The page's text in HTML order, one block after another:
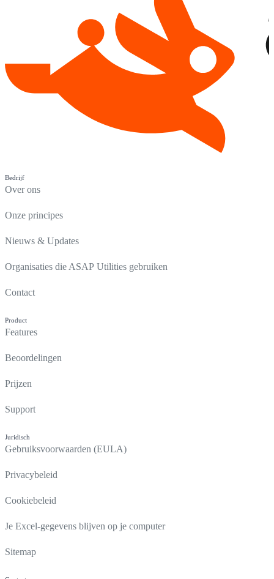
Bedrijf
Over ons
Onze principes
Nieuws & Updates
Organisaties die ASAP Utilities gebruiken
Contact
Product
Features
Beoordelingen
Prijzen
Support
Juridisch
Gebruiksvoorwaarden (EULA)
Privacybeleid
Cookiebeleid
Je Excel-gegevens blijven op je computer
Sitemap